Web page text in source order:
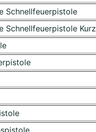
Schnellfeuerpistole
Schnellfeuerpistole Kurz